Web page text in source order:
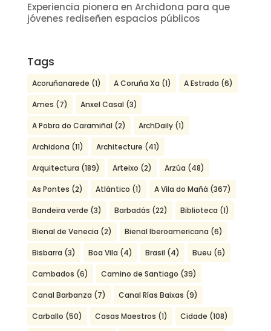
Experiencia pionera en Archidona para que
jóvenes rediseñen espacios públicos
Tags
Acoruñanarede (1) A Coruña Xa (1) A Estrada (6)
Ames (7) Anxel Casal (3)
A Pobra do Caramiñal (2) ArchDaily(1)
Archidona (11) Architecture (41)
Arquitectura (189) Arteixo (2) Arzúa (48)
As Pontes (2) Atlántico (1) A Vila do Mañá (367)
Bandeira verde (3) Barbadás (22) Biblioteca (1)
Bienal de Venecia (2) Bienal Iberoamericana (6)
Bisbarra (3) Boa Vila (4) Brasil (4) Bueu (6)
Cambados (6) Camino de Santiago (39)
Canal Barbanza (7) Canal Rías Baixas (9)
Carballo (50) Casas Maestros (1) Cidade (108)